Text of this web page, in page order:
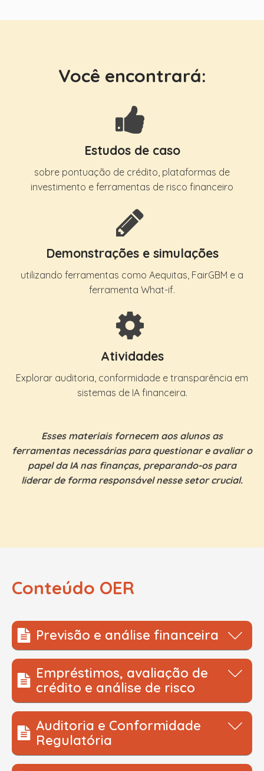
Você encontrará:
Estudos de caso
sobre pontuação de crédito, plataformas de
investimento e ferramentas de risco financeiro
Demonstrações e simulações
utilizando ferramentas como Aequitas, FairGBM e a
ferramenta What-if.
Atividades
Explorar auditoria, conformidade e transparência em
sistemas de IA financeira.
Esses materiais fornecem aos alunos as
ferramentas necessárias para questionar e avaliar o
papel da IA ​​nas finanças, preparando-os para
liderar de forma responsável nesse setor crucial.
Conteúdo OER
Previsão e análise financeira
Simulação sobre os desafios éticos na análise
financeira
2hr
Empréstimos, avaliação de
crédito e análise de risco
Estudo de caso sobre o uso de dados tendenciosos
ou não representativos em modelos de IA para
avaliação de crédito.
Auditoria e Conformidade
Regulatória